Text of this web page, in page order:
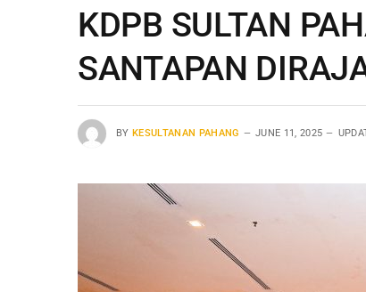
KDPB SULTAN
SANTAPAN
BY KESULTANAN PAHANG JUNE 11, 2025